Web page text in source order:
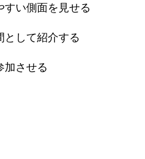
すい側面を見せる
として紹介する
加させる